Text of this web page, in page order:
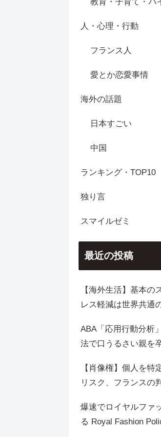
人・心理・行動
フランス人
愛とか恋愛事情
海外の話題
日本すごい
中国
ランキング・TOP10
独り言
スマイルゼミ
最近の投稿
【海外生活】基本の
レス軽減は世界共通
ABA「応用行動分析
法で口うるさい親を
【肖像権】個人を特
リスク、フランスの
爆速でロイヤルファ
る Royal Fashion